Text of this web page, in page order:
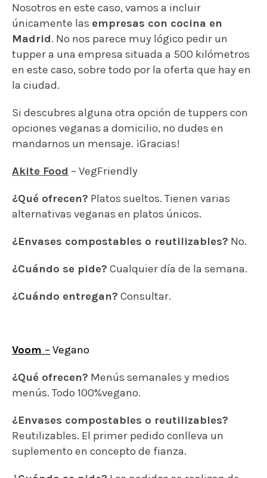
Nosotros en este caso, vamos a incluir
únicamente las empresas con cocina en
Madrid. No nos parece muy lógico pedir un
tupper a una empresa situada a 500 kilómetros
en este caso, sobre todo por la oferta que hay en
la ciudad.
Si descubres alguna otra opción de tuppers con
opciones veganas a domicilio, no dudes en
mandarnos un mensaje. ¡Gracias!
Akite Food – VegFriendly
¿Qué ofrecen? Platos sueltos. Tienen varias
alternativas veganas en platos únicos.
¿Envases compostables o reutilizables? No.
¿Cuándo se pide? Cualquier día de la semana.
¿Cuándo entregan? Consultar.
Voom – Vegano
¿Qué ofrecen? Menús semanales y medios
menús. Todo 100%vegano.
¿Envases compostables o reutilizables?
Reutilizables. El primer pedido conlleva un
suplemento en concepto de fianza.